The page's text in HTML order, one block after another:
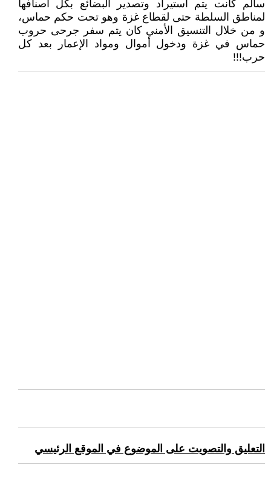
سالم كانت يتم استيراد وتصدير البضائع بكل أصنافها
لمناطق السلطة حتى لقطاع غزة وهو تحت حكم حماس،
و من خلال التنسيق الأمني كان يتم سفر جرحى حروب
حماس في غزة ودخول أموال ومواد الإعمار بعد كل
حرب!!!
التعليق والتصويت على الموضوع في الموقع الرئيسي